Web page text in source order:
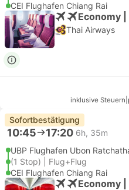
CEI Flughafen Chiang Rai
Economy |
Thai Airways
inklusive Steuern
Sofortbestätigung
10:45 17:20 6h, 35m
UBP Flughafen Ubon
(1 Stop) | Flug+Flug
CEI Flughafen Chiang Rai
Economy |